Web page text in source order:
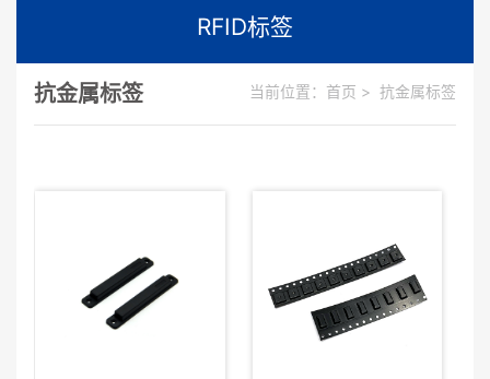
RFID标签
抗金属标签 当前位置： 首页 > 抗金属标签